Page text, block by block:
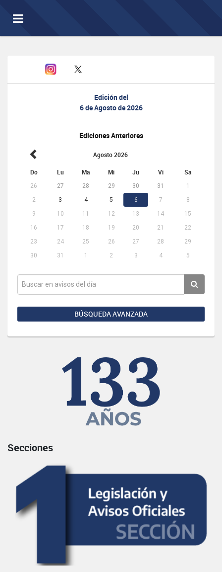
Toggle
navigation
Edición del
6 de Agosto de 2026
Ediciones Anteriores
Agosto 2026
Do Lu Ma Mi Ju Vi Sa
26 27 28 29 30 31
1
2
3 4 5 6 7
8
9
10 11 12 13 14
15
16
17 18 19 20 21
22
23
24 25 26 27 28
29
30
31 1 2 3 4 5
BÚSQUEDA AVANZADA
Secciones